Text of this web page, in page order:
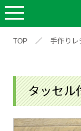
TOP ／ 手作りレ
タッセル